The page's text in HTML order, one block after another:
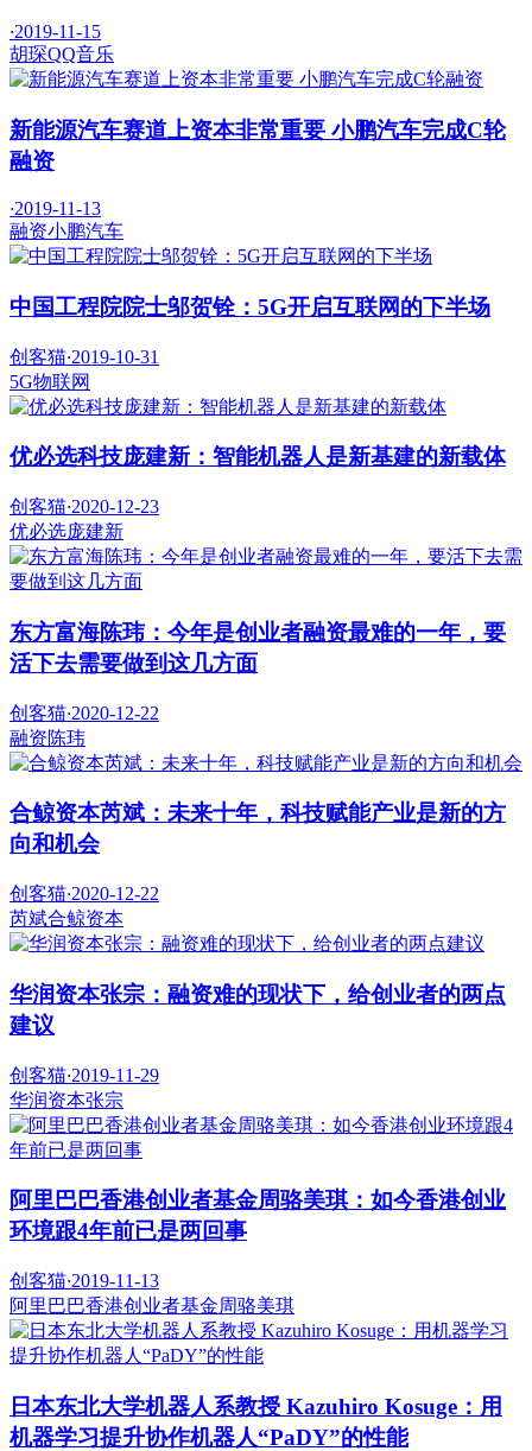
·2019-11-15
胡琛QQ音乐
新能源汽车赛道上资本非常重要 小鹏汽车完成C轮
融资
·2019-11-13
融资小鹏汽车
中国工程院院士邬贺铨：5G开启互联网的下半场
创客猫·2019-10-31
5G物联网
优必选科技庞建新：智能机器人是新基建的新载体
创客猫·2020-12-23
优必选庞建新
东方富海陈玮：今年是创业者融资最难的一年，要
活下去需要做到这几方面
创客猫·2020-12-22
融资陈玮
合鲸资本芮斌：未来十年，科技赋能产业是新的方
向和机会
创客猫·2020-12-22
芮斌合鲸资本
华润资本张宗：融资难的现状下，给创业者的两点
建议
创客猫·2019-11-29
华润资本张宗
阿里巴巴香港创业者基金周骆美琪：如今香港创业
环境跟4年前已是两回事
创客猫·2019-11-13
阿里巴巴香港创业者基金周骆美琪
日本东北大学机器人系教授 Kazuhiro Kosuge：用
机器学习提升协作机器人“PaDY”的性能